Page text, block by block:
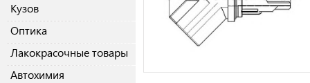
Кузов
Оптика
Лакокрасочные товары
Автохимия